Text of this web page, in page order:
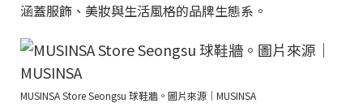
涵蓋服飾、美妝與生活風格的品牌生態系。
MUSINSA Store Seongsu 球鞋牆。圖片來源｜MUSINSA